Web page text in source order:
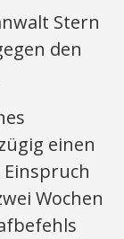
Stern
den
einen
Wochen